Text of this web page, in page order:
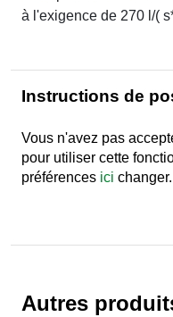
à l'exigence de 270 l/(
Instructions de
Vous n'avez pas
pour utiliser cette
préférences ici changer.
Autres